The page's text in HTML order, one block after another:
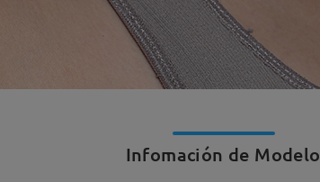
Infomación de Modelo